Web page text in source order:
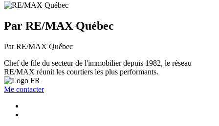
Par RE/MAX Québec
Par RE/MAX Québec
Chef de file du secteur de l'immobilier depuis 1982, le réseau
RE/MAX réunit les courtiers les plus performants.
Me contacter